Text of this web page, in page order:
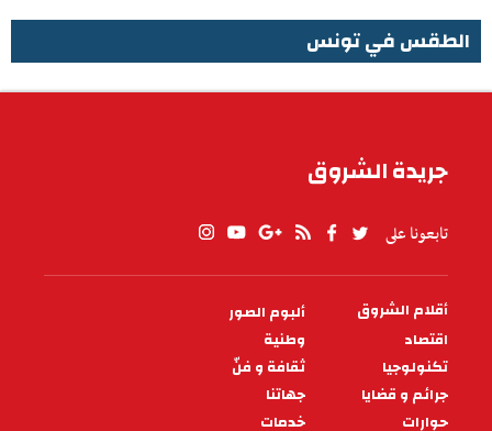
الطقس في تونس
جريدة الشروق
تابعونا على
PIED
DE
PAGE
أقلام الشروق
ألبوم الصور
اقتصاد
وطنية
تكنولوجيا
ثقافة و فنّ
جرائم و قضايا
جهاتنا
حوارات
خدمات